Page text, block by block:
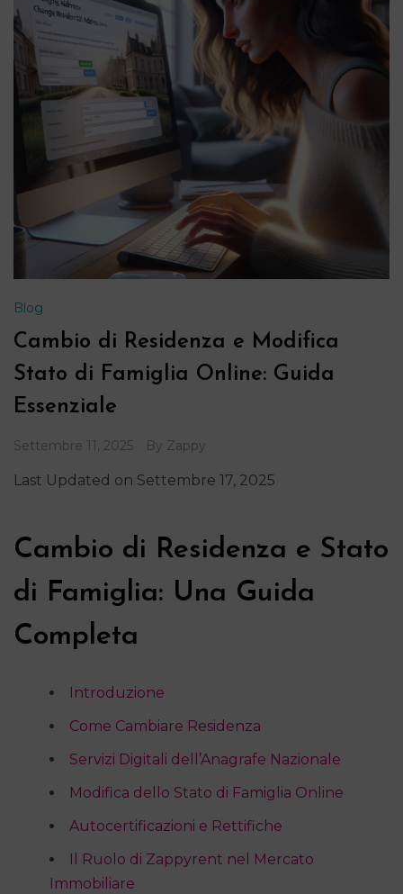
Blog
Cambio di Residenza e Modifica
Stato di Famiglia Online: Guida
Essenziale
Settembre 11, 2025 By Zappy
Last Updated on Settembre 17, 2025
Cambio di Residenza e Stato
di Famiglia: Una Guida
Completa
Introduzione
Come Cambiare Residenza
Servizi Digitali dell’Anagrafe Nazionale
Modifica dello Stato di Famiglia Online
Autocertificazioni e Rettifiche
Il Ruolo di Zappyrent nel Mercato
Immobiliare